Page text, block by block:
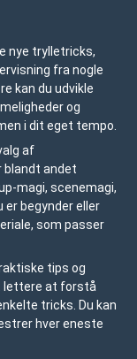
nye trylletricks,
fra nogle
kan du udvikle
og
i dit eget tempo.
af
blandt andet
magi, scenemagi,
er begynder eller
som passer
tips og
lettere at forstå
tricks. Du kan
hver eneste